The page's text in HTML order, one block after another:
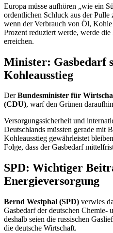
Europa müsse aufhören „wie ein
ordentlichen Schluck aus der Pulle
wenn der Verbrauch von Öl,
Prozent reduziert werde, werde
erreichen.
Minister: Gasbedarf
Kohleausstieg
DerBundesminister für
(CDU), warf den Grünen
Versorgungssicherheit und
Deutschlands müssten gerade mit
Kohleausstieg gewährleistet
Folge, dass der Gasbedarf
SPD: Wichtiger
Energieversorgung
Bernd Westphal (SPD) verwies
Gasbedarf der deutschen
deshalb seien die russischen
die deutsche Wirtschaft.